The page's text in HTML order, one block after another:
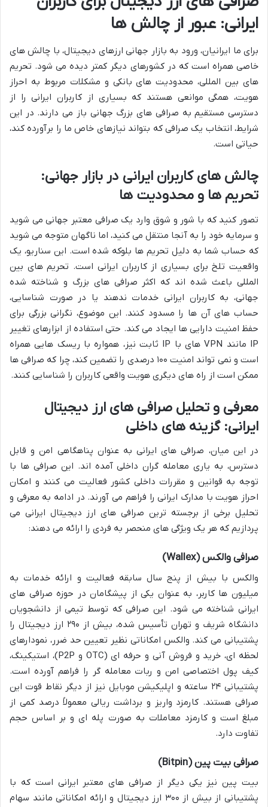
ایرانی: عبور از چالش ها
برای ما ایرانیان، ورود به بازار جهانی ارزهای دیجیتال، با چالش های
خاصی همراه است که در کشورهای دیگر کمتر دیده می شود. تحریم
های بین المللی، محدودیت های بانکی و مشکلات مربوط به احراز
هویت، همگی موانعی هستند که بسیاری از کاربران ایرانی را از
دسترسی مستقیم به صرافی های بزرگ جهانی باز می دارند. در این
شرایط، انتخاب یک صرافی که بتواند نیازهای خاص ما را برآورده کند،
حیاتی است.
چالش های کاربران ایرانی در بازار جهانی:
تحریم ها و محدودیت ها
تصور کنید که با شور و شوق وارد یک صرافی معتبر جهانی می شوید
و سرمایه خود را به آنجا منتقل می کنید، اما ناگهان متوجه می شوید
که حساب شما به دلیل تحریم ها بلوکه شده است. این سناریو، یک
واقعیت تلخ برای بسیاری از کاربران ایرانی است. تحریم های بین
المللی باعث شده اند که اکثر صرافی های بزرگ و شناخته شده
جهانی، به کاربران ایرانی خدمات ندهند یا در صورت شناسایی،
حساب های آن ها را مسدود کنند. این موضوع، نگرانی بزرگی برای
حفظ امنیت دارایی ها ایجاد می کند. حتی استفاده از ابزارهای تغییر
IP مانند VPN های با IP ثابت نیز، همواره با ریسک هایی همراه
است و نمی تواند امنیت ۱۰۰ درصدی را تضمین کند، چرا که صرافی ها
ممکن است از راه های دیگری هویت واقعی کاربران را شناسایی کنند.
معرفی و تحلیل صرافی های ارز دیجیتال
ایرانی: گزینه های داخلی
در این میان، صرافی های ایرانی به عنوان پناهگاهی امن و قابل
دسترس، به یاری معامله گران داخلی آمده اند. این صرافی ها با
توجه به قوانین و مقررات داخلی کشور فعالیت می کنند و امکان
احراز هویت با مدارک ایرانی را فراهم می آورند. در ادامه به معرفی و
تحلیل برخی از برجسته ترین صرافی های ارز دیجیتال ایرانی می
پردازیم که هر یک ویژگی های منحصر به فردی را ارائه می دهند:
صرافی والکس (Wallex)
والکس با بیش از پنج سال سابقه فعالیت و ارائه خدمات به
میلیون ها کاربر، به عنوان یکی از پیشگامان در حوزه صرافی های
ایرانی شناخته می شود. این صرافی که توسط تیمی از دانشجویان
دانشگاه شریف و تهران تأسیس شده، بیش از ۲۹۰ ارز دیجیتال را
پشتیبانی می کند. والکس امکاناتی نظیر تعیین حد ضرر، نمودارهای
لحظه ای، خرید و فروش آنی و حرفه ای (OTC و P2P)، استیکینگ،
کیف پول اختصاصی امن و ربات معامله گر را فراهم آورده است.
پشتیبانی ۲۴ ساعته و اپلیکیشن موبایل نیز از دیگر نقاط قوت این
صرافی هستند. کارمزد واریز و برداشت ریالی معمولاً درصد کمی از
مبلغ است و کارمزد معاملات به صورت پله ای و بر اساس حجم
تفاوت دارد.
صرافی بیت پین (Bitpin)
بیت پین نیز یکی دیگر از صرافی های معتبر ایرانی است که با
پشتیبانی از بیش از ۳۰۰ ارز دیجیتال و ارائه امکاناتی مانند سهام